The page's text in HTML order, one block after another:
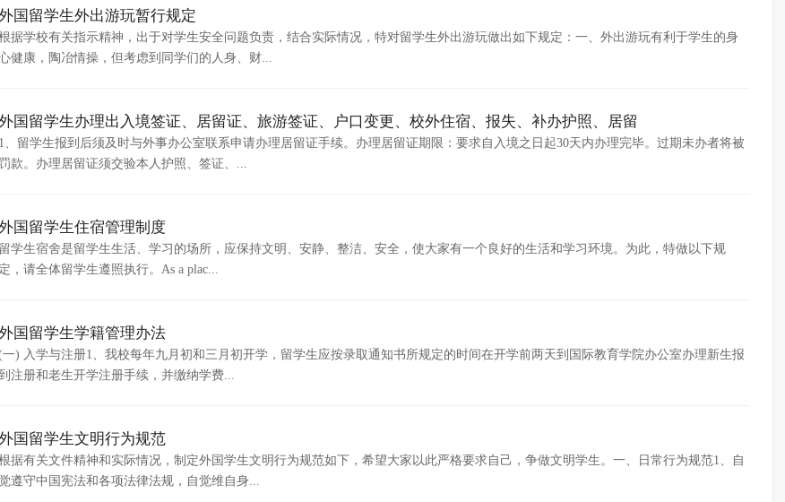
国留学生外出游玩暂行规定
据学校有关指示精神，出于对学生安全问题负责，结合实际情况，特对留学生外出游玩做出如下规定：一、外出游玩有利于学生的身
健康，陶冶情操，但考虑到同学们的人身、财...
国留学生办理出入境签证、居留证、旅游签证、户口变更、校外住宿、报失、补办护照、居留
1、留学生报到后须及时与外事办公室联系申请办理居留证手续。办理居留证期限：要求自入境之日起30天内办理完毕。过期未办者将被
款。办理居留证须交验本人护照、签证、...
国留学生住宿管理制度
留学生宿舍是留学生生活、学习的场所，应保持文明、安静、整洁、安全，使大家有一个良好的生活和学习环境。为此，特做以下规
定，请全体留学生遵照执行。As a plac...
国留学生学籍管理办法
一) 入学与注册1、我校每年九月初和三月初开学，留学生应按录取通知书所规定的时间在开学前两天到国际教育学院办公室办理新生报
注册和老生开学注册手续，并缴纳学费...
国留学生文明行为规范
据有关文件精神和实际情况，制定外国学生文明行为规范如下，希望大家以此严格要求自己，争做文明学生。一、日常行为规范1、自
遵守中国宪法和各项法律法规，自觉维自身...